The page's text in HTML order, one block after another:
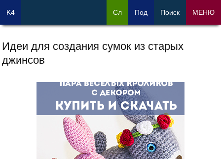
Идеи для создания сумок из старых
джинсов
K4 Сл Под Поиск МЕНЮ